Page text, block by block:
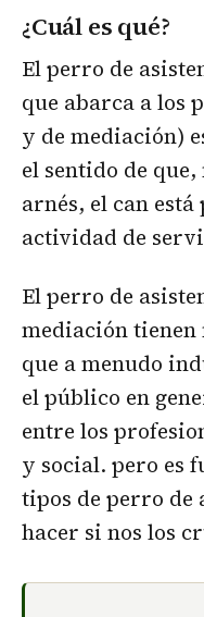
¿Cuál es qué?
El perro de
que abarca a los
y de mediación)
el sentido de
arnés, el can
actividad de
El perro de
mediación tienen
que a menudo
el público en
entre los
y social. pero es
tipos de perro de
hacer si nos los